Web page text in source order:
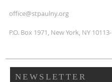
office@stpaulny.org
P.O. Box 1971, New York, NY
NEWSLETTER